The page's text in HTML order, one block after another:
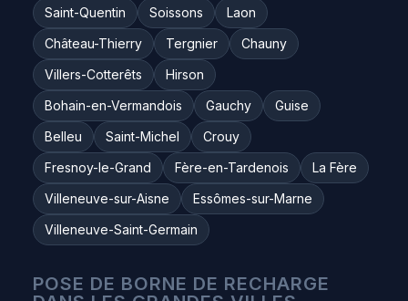
Saint-Quentin Soissons
Laon
Château-Thierry
Tergnier
Chauny
Villers-Cotterêts
Hirson
Bohain-en-Vermandois
Gauchy
Guise
Belleu
Saint-Michel
Crouy
Fresnoy-le-Grand
Fère-en-Tardenois
La Fère
Villeneuve-sur-Aisne
Essômes-sur-Marne
Villeneuve-Saint-Germain
POSE DE BORNE DE RECHARGE